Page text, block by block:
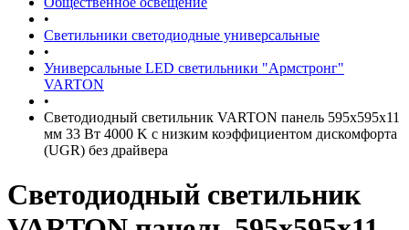
•
Светильники светодиодные универсальные
•
Универсальные LED светильники "Армстронг"
VARTON
•
Светодиодный светильник VARTON панель 595х595х11
мм 33 Вт 4000 K с низким коэффициентом дискомфорта
(UGR) без драйвера
Светодиодный светильник